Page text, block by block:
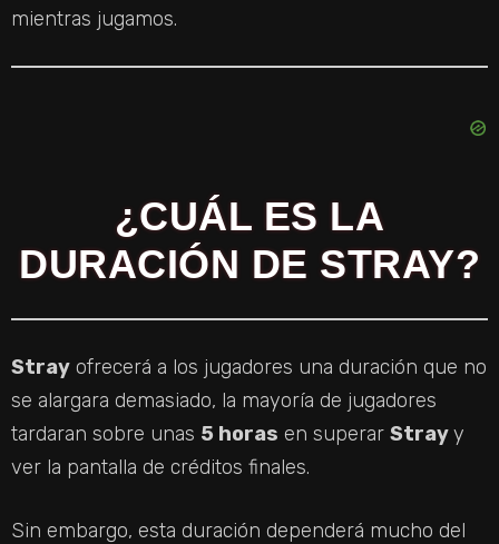
mientras jugamos.
¿CUÁL ES LA
DURACIÓN DE STRAY?
Stray ofrecerá a los jugadores una duración que no
se alargara demasiado, la mayoría de jugadores
tardaran sobre unas 5 horas en superar Strayy
ver la pantalla de créditos finales.
Sin embargo, esta duración dependerá mucho del